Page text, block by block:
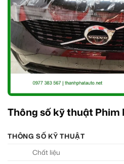
Thông số kỹ thuật Phim
THÔNG SỐ KỸ THUẬT
Chất liệu